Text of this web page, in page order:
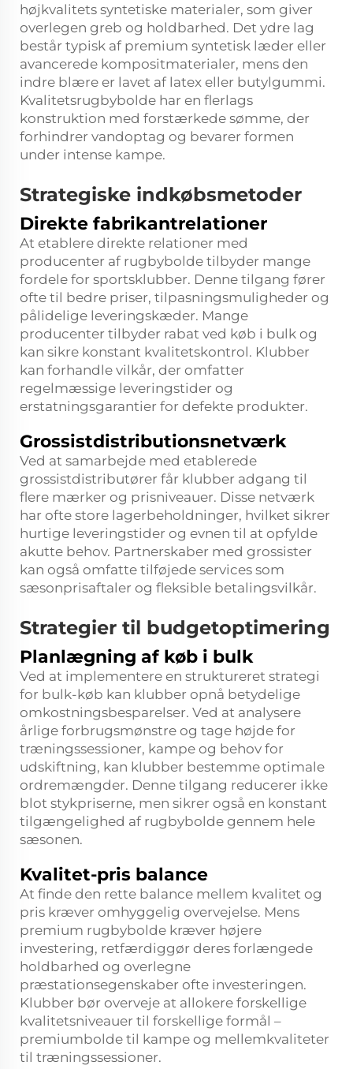
højkvalitets syntetiske materialer, som giver
overlegen greb og holdbarhed. Det ydre lag
består typisk af premium syntetisk læder eller
avancerede kompositmaterialer, mens den
indre blære er lavet af latex eller butylgummi.
Kvalitetsrugbybolde har en flerlags
konstruktion med forstærkede sømme, der
forhindrer vandoptag og bevarer formen
under intense kampe.
Strategiske indkøbsmetoder
Direkte fabrikantrelationer
At etablere direkte relationer med
producenter af rugbybolde tilbyder mange
fordele for sportsklubber. Denne tilgang fører
ofte til bedre priser, tilpasningsmuligheder og
pålidelige leveringskæder. Mange
producenter tilbyder rabat ved køb i bulk og
kan sikre konstant kvalitetskontrol. Klubber
kan forhandle vilkår, der omfatter
regelmæssige leveringstider og
erstatningsgarantier for defekte produkter.
Grossistdistributionsnetværk
Ved at samarbejde med etablerede
grossistdistributører får klubber adgang til
flere mærker og prisniveauer. Disse netværk
har ofte store lagerbeholdninger, hvilket sikrer
hurtige leveringstider og evnen til at opfylde
akutte behov. Partnerskaber med grossister
kan også omfatte tilføjede services som
sæsonprisaftaler og fleksible betalingsvilkår.
Strategier til budgetoptimering
Planlægning af køb i bulk
Ved at implementere en struktureret strategi
for bulk-køb kan klubber opnå betydelige
omkostningsbesparelser. Ved at analysere
årlige forbrugsmønstre og tage højde for
træningssessioner, kampe og behov for
udskiftning, kan klubber bestemme optimale
ordremængder. Denne tilgang reducerer ikke
blot stykpriserne, men sikrer også en konstant
tilgængelighed af rugbybolde gennem hele
sæsonen.
Kvalitet-pris balance
At finde den rette balance mellem kvalitet og
pris kræver omhyggelig overvejelse. Mens
premium rugbybolde kræver højere
investering, retfærdiggør deres forlængede
holdbarhed og overlegne
præstationsegenskaber ofte investeringen.
Klubber bør overveje at allokere forskellige
kvalitetsniveauer til forskellige formål –
premiumbolde til kampe og mellemkvaliteter
til træningssessioner.